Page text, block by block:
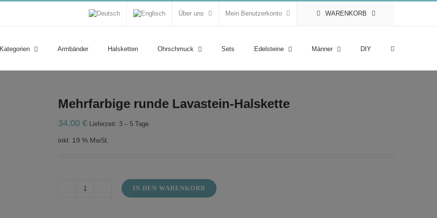
Über uns Mein Benutzerkonto WARENKORB
Armbänder Halsketten Ohrschmuck Sets Edelsteine Männer DIY
Mehrfarbige runde Lavastein-Halskette
34,00 € Lieferzeit: 3 – 5 Tage
inkl. 19 % MwSt.
Mehrfarbige
IN DEN WARENKORB